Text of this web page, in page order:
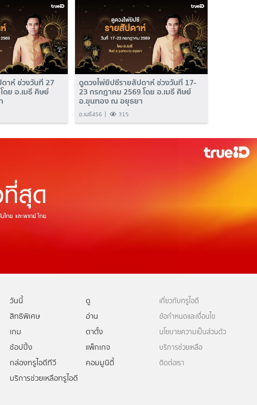
าห์ ช่วงวันที่ 27
ดย อ.เมธี ศิษย์
ดูดวงไพ่ยิปซีรายสัปดาห์ ช่วงวันที่ 17-
23 กรกฎาคม 2569 โดย อ.เมธี ศิษย์
อ.ขุนทอง ณ อยุธยา
อ.เมธี456 315
วันนี้
ดู
สิทธิพิเศษ
อ่าน
เกม
ตาตั้ง
ช้อปปิ้ง
แพ็กเกจ
กล่องทรูไอดีทีวี
คอมมูนิตี้
บริการช่วยเหลือทรูไอดี
เกี่ยวกับทรูไอดี
ข้อกำหนดและเงื่อนไข
นโยบายความเป็นส่วนตัว
บริการช่วยเหลือ
ติดต่อเรา